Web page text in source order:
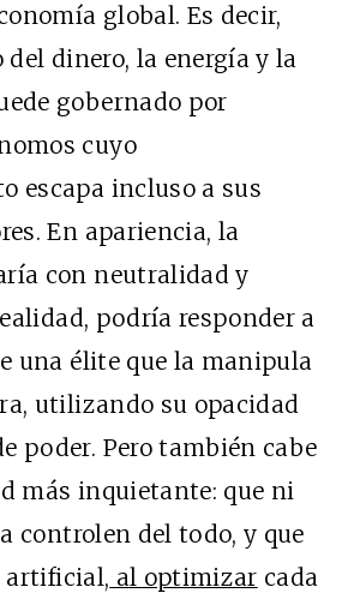
global. Es decir,
dinero, la energía y la
gobernado por
cuyo
escapa incluso a sus
En apariencia, la
con neutralidad y
podría responder a
una élite que la manipula
utilizando su opacidad
poder. Pero también cabe
más inquietante: que ni
controlen del todo, y que
artificial, al optimizar cada